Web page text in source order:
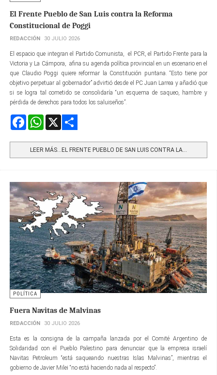
El Frente Pueblo de San Luis contra la Reforma
Constitucional de Poggi
REDACCIÓN 30 JULIO 2026
El espacio que integran el Partido Comunista, el PCR, el Partido Frente para la
Victoria y La Cámpora, afina su agenda política provincial en un escenario en el
que Claudio Poggi quiere reformar la Constitución puntana. “Esto tiene por
objetivo perpetuar al gobernador” advirtió desde el PC Juan Larrea y añadió que
si se logra tal cometido se consolidaría “un esquema de saqueo, hambre y
pérdida de derechos para todos los saluiseños”.
FacebookWhatsApp
LEER MÁS…EL FRENTE PUEBLO DE SAN LUIS CONTRA LA...
POLÍTICA
Fuera Navitas de Malvinas
REDACCIÓN 30 JULIO 2026
Esta es la consigna de la campaña lanzada por el Comité Argentino de
Solidaridad con el Pueblo Palestino para denunciar que la empresa israelí
Navitas Petroleum “está saqueando nuestras Islas Malvinas”, mientras el
gobierno de Javier Milei “no está haciendo nada al respecto”.